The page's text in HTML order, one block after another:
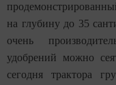
на глубину до 35
очень
удобрений можно
сегодня трактора